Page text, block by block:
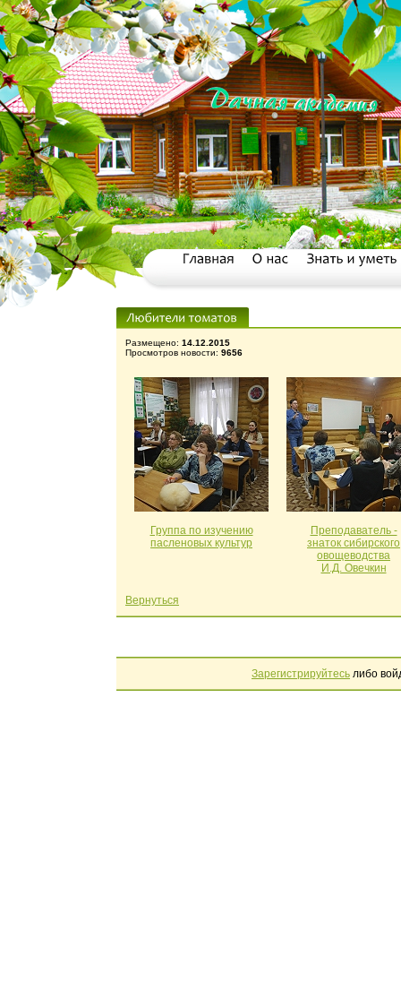
Размещено: 14.12.2015
Просмотров новости: 9656
Группа по изучению
пасленовых культур
Преподаватель -
знаток сибирского
овощеводства
И.Д. Овечкин
Вернуться
Зарегистрируйтесь либо